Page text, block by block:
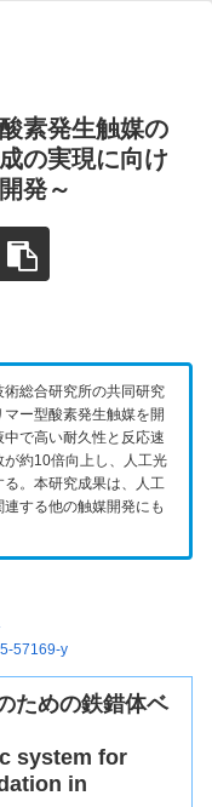
素発生触媒の
の実現に向け
発～
総合研究所の共同研究
ー型酸素発生触媒を開
で高い耐久性と反応速
約10倍向上し、人工光
。本研究成果は、人工
する他の触媒開発にも
57169-y
ための鉄錯体ベ
system for
in